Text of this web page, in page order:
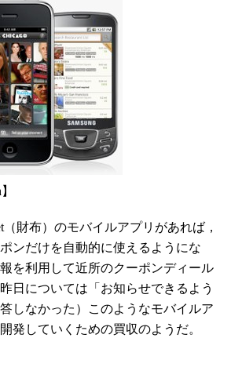
（財布）のモバイルアプリがあれば，
ンだけを自動的に使えるようにな
を利用して近所のクーポンディール
日については「お知らせできるよう
しなかった）このようなモバイルア
発していくための買収のようだ。